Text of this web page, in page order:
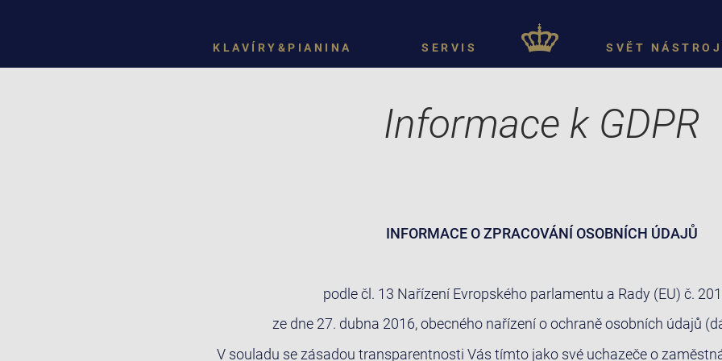
KLAVÍRY&PIANINA SERVIS SVĚT
Informace k GDPR
INFORMACE O ZPRACOVÁNÍ OSOBNÍCH ÚDAJŮ
podle čl. 13 Nařízení Evropského parlamentu a Rady (EU) č.
ze dne 27. dubna 2016, obecného nařízení o ochraně osobních údajů
V souladu se zásadou transparentnosti Vás tímto jako své uchazeče o